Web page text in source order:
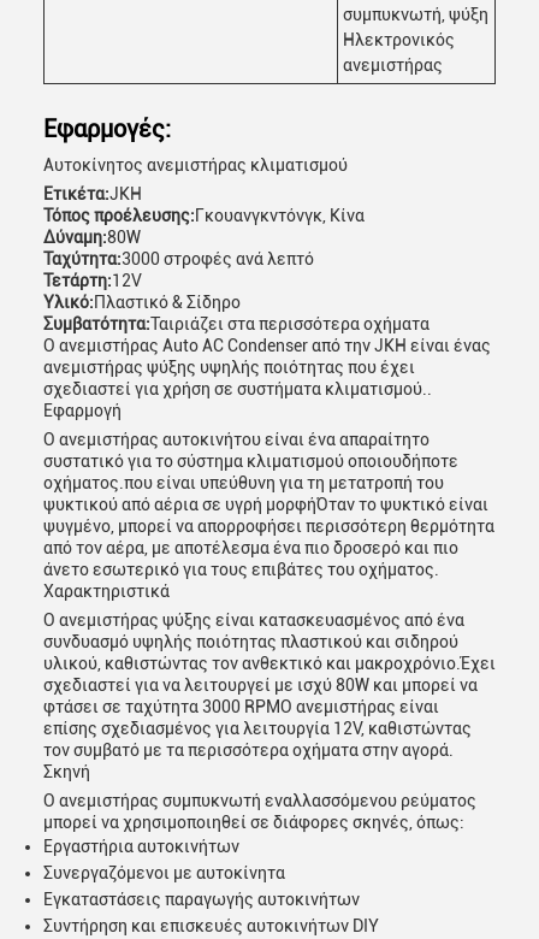
Αφήστε ένα μήνυμα
We bellen je snel terug!
συμπυκνωτή, ψύξη
Ηλεκτρονικός
ανεμιστήρας
Εφαρμογές:
Αυτοκίνητος ανεμιστήρας κλιματισμού
Ετικέτα:JKH
Τόπος προέλευσης:Γκουανγκντόνγκ, Κίνα
Δύναμη:80W
Ταχύτητα:3000 στροφές ανά λεπτό
Τετάρτη:12V
Υλικό:Πλαστικό & Σίδηρο
Συμβατότητα:Ταιριάζει στα περισσότερα οχήματα
Ο ανεμιστήρας Auto AC Condenser από την JKH είναι ένας
ανεμιστήρας ψύξης υψηλής ποιότητας που έχει
σχεδιαστεί για χρήση σε συστήματα κλιματισμού..
Εφαρμογή
Ο ανεμιστήρας αυτοκινήτου είναι ένα απαραίτητο
συστατικό για το σύστημα κλιματισμού οποιουδήποτε
οχήματος.που είναι υπεύθυνη για τη μετατροπή του
ψυκτικού από αέρια σε υγρή μορφήΌταν το ψυκτικό είναι
ψυγμένο, μπορεί να απορροφήσει περισσότερη θερμότητα
από τον αέρα, με αποτέλεσμα ένα πιο δροσερό και πιο
άνετο εσωτερικό για τους επιβάτες του οχήματος.
Χαρακτηριστικά
Ο ανεμιστήρας ψύξης είναι κατασκευασμένος από ένα
συνδυασμό υψηλής ποιότητας πλαστικού και σιδηρού
υλικού, καθιστώντας τον ανθεκτικό και μακροχρόνιο.Έχει
σχεδιαστεί για να λειτουργεί με ισχύ 80W και μπορεί να
φτάσει σε ταχύτητα 3000 RPMΟ ανεμιστήρας είναι
επίσης σχεδιασμένος για λειτουργία 12V, καθιστώντας
τον συμβατό με τα περισσότερα οχήματα στην αγορά.
Σκηνή
Ο ανεμιστήρας συμπυκνωτή εναλλασσόμενου ρεύματος
μπορεί να χρησιμοποιηθεί σε διάφορες σκηνές, όπως:
Εργαστήρια αυτοκινήτων
Συνεργαζόμενοι με αυτοκίνητα
Εγκαταστάσεις παραγωγής αυτοκινήτων
Συντήρηση και επισκευές αυτοκινήτων DIY